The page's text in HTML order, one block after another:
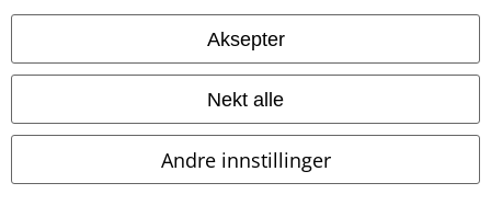
Aksepter
Nekt alle
Andre innstillinger